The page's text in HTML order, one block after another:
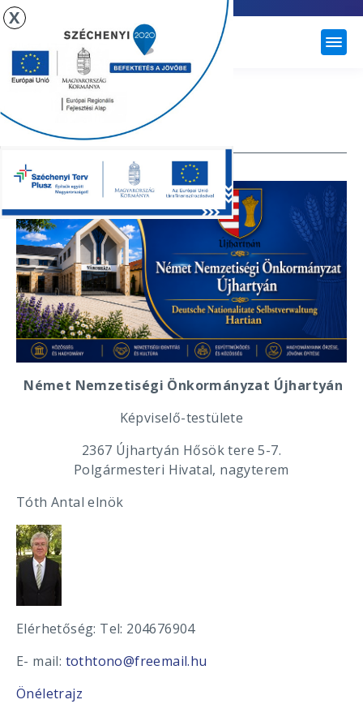
ÚJHARTYÁN
NÉMET NEMZETISÉGI
ÖNKORMÁNYZAT
Német Nemzetiségi Önkormányzat Újhartyán
Képviselő-testülete
2367 Újhartyán Hősök tere 5-7.
Polgármesteri Hivatal, nagyterem
Tóth Antal elnök
Elérhetőség: Tel: 204676904
E- mail: tothtono@freemail.hu
Önéletrajz
X